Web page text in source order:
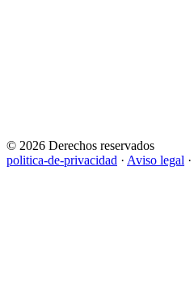
© 2026 Derechos reservados
politica-de-privacidad · Aviso legal ·